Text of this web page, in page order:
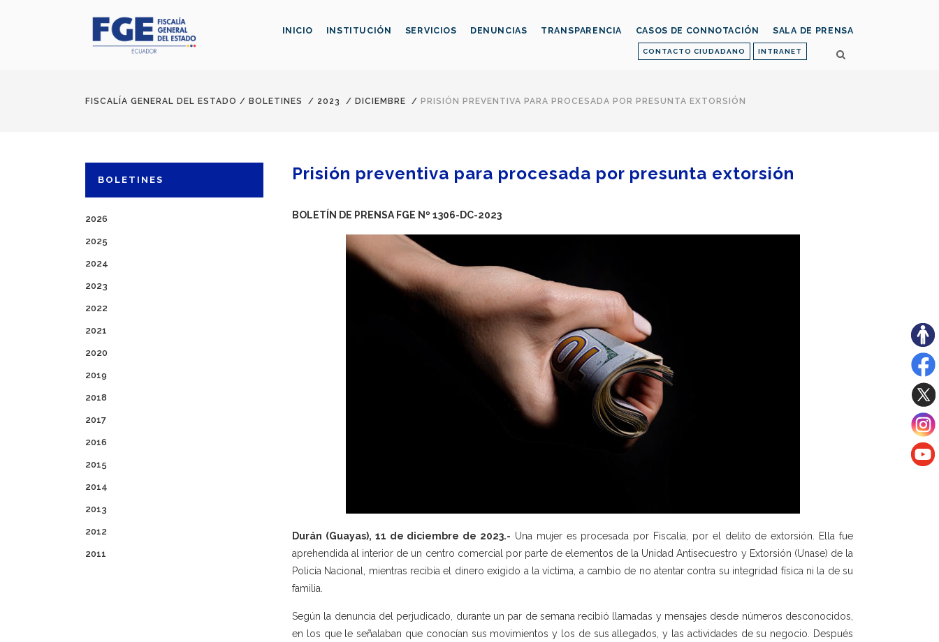
CONTACTO CIUDADANO INTRANET
INICIO INSTITUCIÓN SERVICIOS DENUNCIAS TRANSPARENCIA CASOS DE CONNOTACIÓN SALA DE PRENSA
FISCALÍA GENERAL DEL ESTADO / BOLETINES / 2023 / DICIEMBRE / PRISIÓN PREVENTIVA PARA PROCESADA POR PRESUNTA EXTORSIÓN
BOLETINES
2026
2025
2024
2023
2022
2021
2020
2019
2018
2017
2016
2015
2014
2013
2012
2011
Prisión preventiva para procesada por presunta extorsión
BOLETÍN DE PRENSA FGE Nº 1306-DC-2023
Durán (Guayas), 11 de diciembre de 2023.- Una mujer es procesada por Fiscalía, por el delito de extorsión. Ella fue
aprehendida al interior de un centro comercial por parte de elementos de la Unidad Antisecuestro y Extorsión (Unase) de la
Policía Nacional, mientras recibía el dinero exigido a la víctima, a cambio de no atentar contra su integridad física ni la de su
familia.
Según la denuncia del perjudicado, durante un par de semana recibió llamadas y mensajes desde números desconocidos,
en los que le señalaban que conocían sus movimientos y los de sus allegados, y las actividades de su negocio. Después